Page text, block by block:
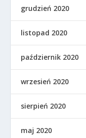
grudzień 2020
listopad 2020
październik 2020
wrzesień 2020
sierpień 2020
maj 2020